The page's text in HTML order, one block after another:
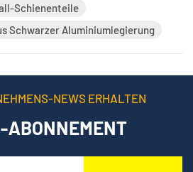
Schienenteile
Schwarzer Aluminiumlegierung
NEWS ERHALTEN
ABONNEMENT